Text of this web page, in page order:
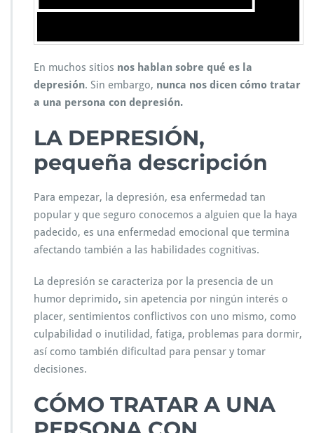
En muchos sitios nos hablan sobre qué es la
depresión. Sin embargo, nunca nos dicen cómo tratar
a una persona con depresión.
LA DEPRESIÓN,
pequeña descripción
Para empezar, la depresión, esa enfermedad tan
popular y que seguro conocemos a alguien que la haya
padecido, es una enfermedad emocional que termina
afectando también a las habilidades cognitivas.
La depresión se caracteriza por la presencia de un
humor deprimido, sin apetencia por ningún interés o
placer, sentimientos conflictivos con uno mismo, como
culpabilidad o inutilidad, fatiga, problemas para dormir,
así como también dificultad para pensar y tomar
decisiones.
CÓMO TRATAR A UNA